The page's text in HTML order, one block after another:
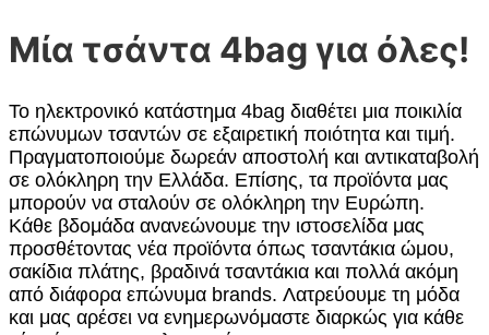
Μία τσάντα 4bag για όλες!
Το ηλεκτρονικό κατάστημα 4bag διαθέτει μια ποικιλία
επώνυμων τσαντών σε εξαιρετική ποιότητα και τιμή.
Πραγματοποιούμε δωρεάν αποστολή και αντικαταβολή
σε ολόκληρη την Ελλάδα. Επίσης, τα προϊόντα μας
μπορούν να σταλούν σε ολόκληρη την Ευρώπη.
Κάθε βδομάδα ανανεώνουμε την ιστοσελίδα μας
προσθέτοντας νέα προϊόντα όπως τσαντάκια ώμου,
σακίδια πλάτης, βραδινά τσαντάκια και πολλά ακόμη
από διάφορα επώνυμα brands. Λατρεύουμε τη μόδα
και μας αρέσει να ενημερωνόμαστε διαρκώς για κάθε